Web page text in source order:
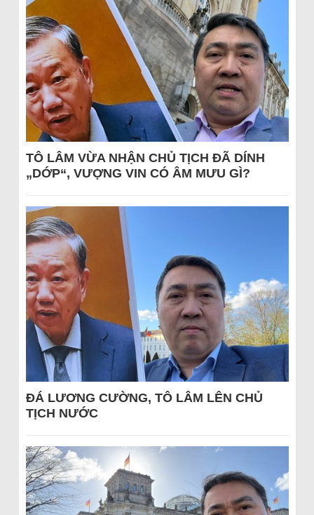
TÔ LÂM VỪA NHẬN CHỦ TỊCH ĐÃ DÍNH
„DỚP“, VƯỢNG VIN CÓ ÂM MƯU GÌ?
ĐÁ LƯƠNG CƯỜNG, TÔ LÂM LÊN CHỦ
TỊCH NƯỚC